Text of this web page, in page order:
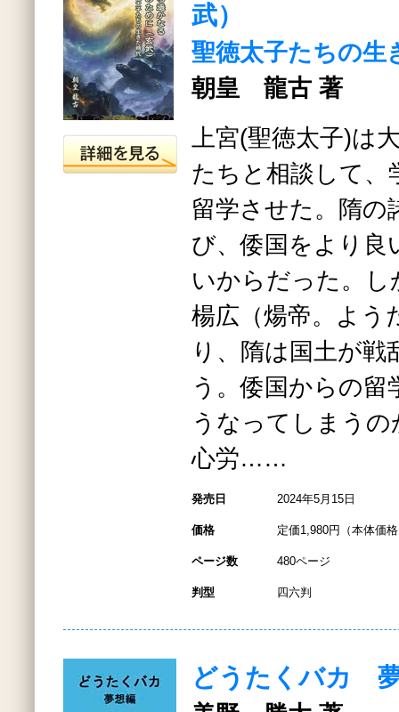
武）
聖徳太子たちの生
朝皇 龍古 著
上宮(聖徳太子)は
たちと相談して、
留学させた。隋の
び、倭国をより良
いからだった。し
楊広（煬帝。よう
り、隋は国土が
う。倭国からの留
うなってしまう
心労……
発売日 2024年5月15日
価格 定価1,980円（本体価
ページ数 480ページ
判型 四六判
どうたくバカ